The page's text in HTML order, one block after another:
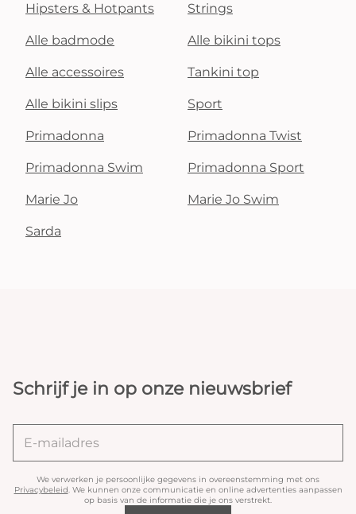
Hipsters & Hotpants Strings
Alle badmode Alle bikini tops
Alle accessoires Tankini top
Alle bikini slips Sport
Primadonna Primadonna Twist
Primadonna Swim Primadonna Sport
Marie Jo Marie Jo Swim
Sarda
Schrijf je in op onze nieuwsbrief
We verwerken je persoonlijke gegevens in overeenstemming met ons
Privacybeleid. We kunnen onze communicatie en online advertenties aanpassen
op basis van de informatie die je ons verstrekt.